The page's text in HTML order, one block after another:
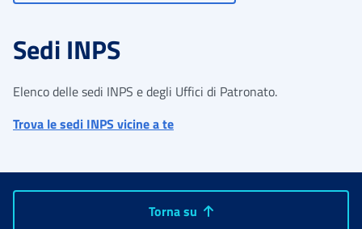
Sedi INPS
Elenco delle sedi INPS e degli Uffici di Patronato.
Trova le sedi INPS vicine a te
Torna su